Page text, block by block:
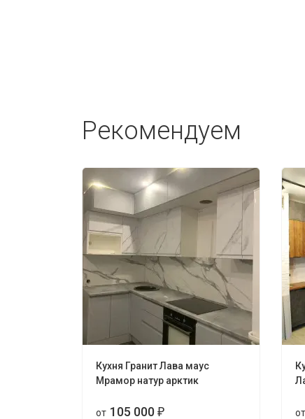
Рекомендуем
Кухня Гранит Лава маус
Мрамор натур арктик
от 105 000 ₽ от